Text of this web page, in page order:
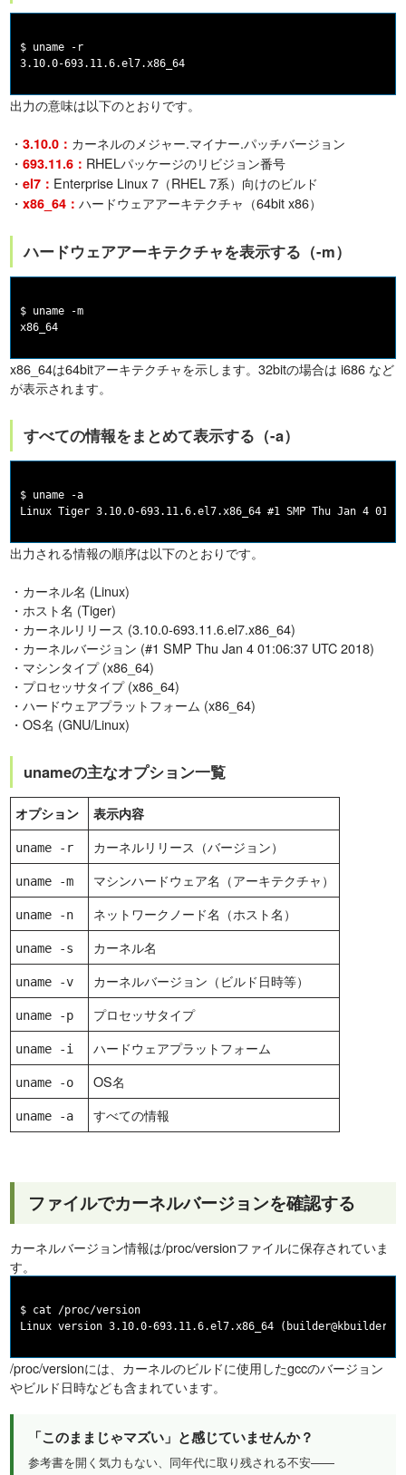
$ uname -r
出力の意味は以下のとおりです。
・3.10.0： カーネルのメジャー.マイナー.パッチバージョン
・693.11.6： RHELパッケージのリビジョン番号
・el7： Enterprise Linux 7（RHEL 7系）向けのビルド
・x86_64：ハードウェアアーキテクチャ（64bit x86）
ハードウェアアーキテクチャを表示する（-m）
$ uname -m
x86_64は64bitアーキテクチャを示します。32bitの場合は i686 など
が表示されます。
すべての情報をまとめて表示する（-a）
$ uname -a
出力される情報の順序は以下のとおりです。
・カーネル名 (Linux)
・ホスト名 (Tiger)
・カーネルリリース (3.10.0-693.11.6.el7.x86_64)
・カーネルバージョン (#1 SMP Thu Jan 4 01:06:37 UTC 2018)
・マシンタイプ (x86_64)
・プロセッサタイプ (x86_64)
・ハードウェアプラットフォーム (x86_64)
・OS名 (GNU/Linux)
unameの主なオプション一覧
オプション 表示内容
uname -r カーネルリリース（バージョン）
uname -m マシンハードウェア名（アーキテクチャ）
uname -n ネットワークノード名（ホスト名）
uname -s カーネル名
uname -v カーネルバージョン（ビルド日時等）
uname -p プロセッサタイプ
uname -i ハードウェアプラットフォーム
uname -o OS名
uname -a すべての情報
ファイルでカーネルバージョンを確認する
カーネルバージョン情報は/proc/versionファイルに保存されていま
す。
$ cat /proc/version
/proc/versionには、カーネルのビルドに使用したgccのバージョン
やビルド日時なども含まれています。
「このままじゃマズい」と感じていませんか？
参考書を開く気力もない、同年代に取り残される不安——